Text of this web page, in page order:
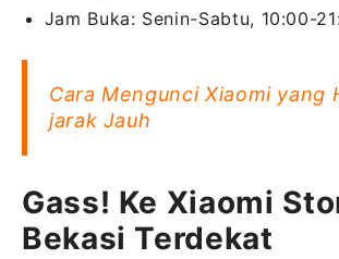
Jam Buka: Senin-Sabtu, 10:00-
Cara Mengunci Xiaomi yang
jarak Jauh
Gass! Ke Xiaomi
Bekasi Terdekat